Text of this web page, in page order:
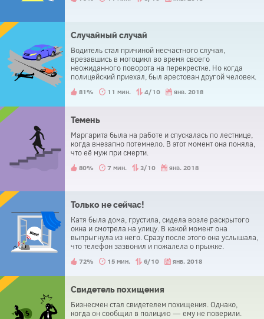
Случайный случай
Водитель стал причиной несчастного случая,
врезавшись в мотоцикл во время своего
неожиданного поворота на перекрестке. Но когда
полицейский приехал, был арестован другой человек.
81% 11 мин. 4/10 янв. 2018
Темень
Маргарита была на работе и спускалась по лестнице,
когда внезапно потемнело. В этот момент она поняла,
что её муж при смерти.
80% 7 мин. 3/10 янв. 2018
Только не сейчас!
Катя была дома, грустила, сидела возле раскрытого
окна и смотрела на улицу. В какой момент она
выпрыгнула из него. Сразу после этого она услышала,
что телефон зазвонил и пожалела о прыжке.
72% 15 мин. 6/10 янв. 2018
Свидетель похищения
Бизнесмен стал свидетелем похищения. Однако,
когда он сообщил в полицию — ему не поверили.